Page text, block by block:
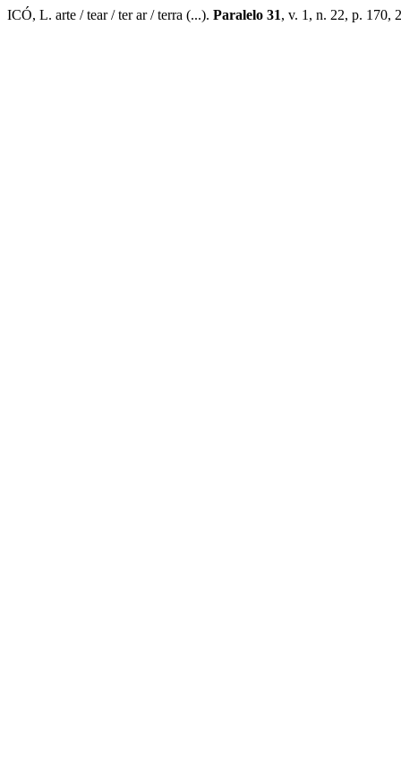
ICÓ, L. arte / tear / ter ar / terra (...). Paralelo 31, v. 1, n. 22, p. 170,